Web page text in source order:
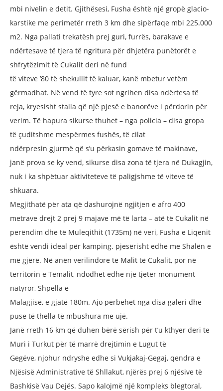
mbi nivelin e detit. Gjithësesi, Fusha është një gropë glacio-
karstike me perimetër rreth 3 km dhe sipërfaqe mbi 225.000
m2. Nga pallati trekatësh prej guri, furrës, barakave e
ndërtesave të tjera të ngritura për dhjetëra punëtorët e
shfrytëzimit të Cukalit deri në fund
të viteve ’80 të shekullit të kaluar, kanë mbetur vetëm
gërmadhat. Në vend të tyre sot ngrihen disa ndërtesa të
reja, kryesisht stalla që një pjesë e banorëve i përdorin për
verim. Të hapura sikurse thuhet – nga policia – disa gropa
të çuditshme mespërmes fushës, të cilat
ndërpresin gjurmë që s’u përkasin gomave të makinave,
janë prova se ky vend, sikurse disa zona të tjera në Dukagjin,
nuk i ka shpëtuar aktiviteteve të paligjshme të viteve të
shkuara.
Megjithatë për ata që dashurojnë ngjitjen e afro 400
metrave drejt 2 prej 9 majave më të larta – atë të Cukalit në
perëndim dhe të Muleqithit (1735m) në veri, Fusha e Liqenit
është vendi ideal për kamping. pjesërisht edhe me Shalën e
më gjërë. Në anën verilindore të Malit të Cukalit, por në
territorin e Temalit, ndodhet edhe një tjetër monument
natyror, Shpella e
Malagjisë, e gjatë 180m. Ajo përbëhet nga disa galeri dhe
puse të thella të mbushura me ujë.
Janë rreth 16 km që duhen bërë sërish për t’u kthyer deri te
Muri i Turkut për të marrë drejtimin e Lugut të
Gegëve, njohur ndryshe edhe si Vukjakaj-Gegaj, qendra e
Njësisë Administrative të Shllakut, njërës prej 6 njësive të
Bashkisë Vau Dejës. Sapo kalojmë një kompleks blegtoral,